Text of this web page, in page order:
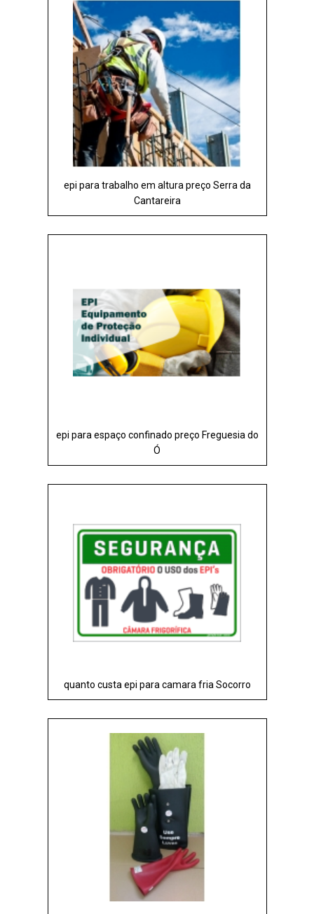
epi para trabalho em altura preço Serra da
Cantareira
epi para espaço confinado preço Freguesia do
Ó
quanto custa epi para camara fria Socorro